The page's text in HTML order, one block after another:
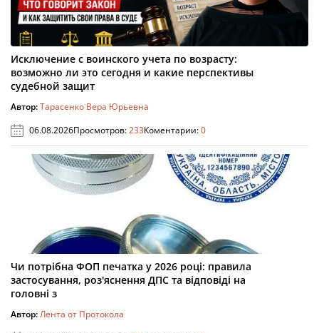
Исключение с воинского учета по возрасту:
возможно ли это сегодня и какие перспективы
судебной защит
Автор:Тарасенко Вера Юрьевна
06.08.2026Просмотров:233Коментарии:0
Чи потрібна ФОП печатка у 2026 році: правила
застосування, роз'яснення ДПС та відповіді на
головні з
Автор:Лента от Протокола